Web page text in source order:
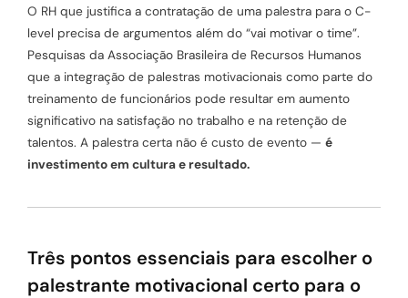
O RH que justifica a contratação de uma palestra para o C-
level precisa de argumentos além do “vai motivar o time”.
Pesquisas da Associação Brasileira de Recursos Humanos
que a integração de palestras motivacionais como parte do
treinamento de funcionários pode resultar em aumento
significativo na satisfação no trabalho e na retenção de
talentos. A palestra certa não é custo de evento — é
investimento em cultura e resultado.
Três pontos essenciais para escolher o
palestrante motivacional certo para o